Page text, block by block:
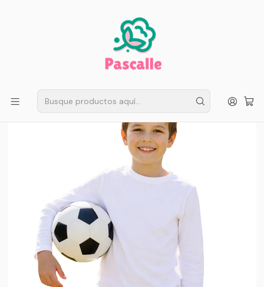
Compras sobre $50.000
Escolar
Camisetas algodón infantil
Pack 2 Camiseta Manga Larga Juvenil